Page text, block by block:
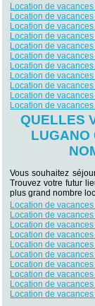
Location de
Location de
Location de
Location de
Location de
Location de
Location de
Location de
Location de
Location de
Location de
QUELLES
LUGANO
Vous souhaitez
Trouvez votre futur
plus grand nombre
Location de
Location de
Location de
Location de
Location de
Location de
Location de
Location de
Location de
Location de